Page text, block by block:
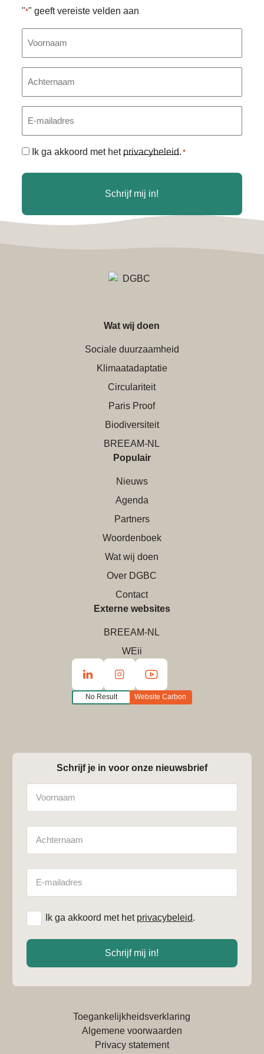
"*" geeft vereiste velden aan
mailadres
Algemene
Ik ga akkoord met het privacybeleid. *
Schrijf mij in!
Wat wij doen
Sociale duurzaamheid
Klimaatadaptatie
Circulariteit
Paris Proof
Biodiversiteit
BREEAM-NL
Populair
Nieuws
Agenda
Partners
Woordenboek
Wat wij doen
Over DGBC
Contact
Externe websites
BREEAM-NL
WEii
No Result Website Carbon
Schrijf je in voor onze nieuwsbrief
mailadres
Ik ga akkoord met het privacybeleid.
Schrijf mij in!
Toegankelijkheidsverklaring
Algemene voorwaarden
Privacy statement